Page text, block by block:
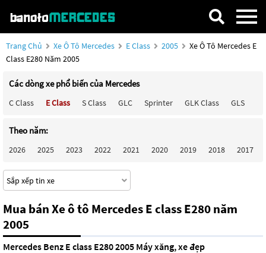
Trang Chủ Xe Ô Tô Mercedes E Class 2005
Xe Ô Tô Mercedes E
Class E280 Năm 2005
Các dòng xe phổ biến của Mercedes
C Class E Class S Class GLC Sprinter GLK Class GLS
Theo năm:
2026 2025 2023 2022 2021 2020 2019 2018 2017
Mua bán Xe ô tô Mercedes E class E280 năm
2005
Mercedes Benz E class E280 2005 Máy xăng, xe đẹp